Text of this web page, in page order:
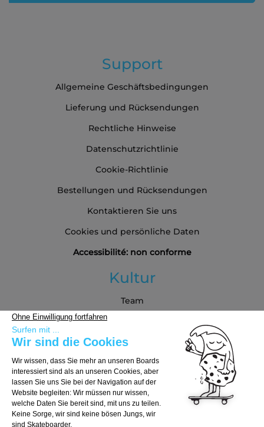
Newsletter
Support
Allgemeine Geschäftsbedingungen
Lieferung und Rücksendungen
Rechtliche Hinweise
Datenschutzrichtlinie
Cookie-Richtlinie
Bestellungen und Rücksendungen
Kontaktieren Sie uns
Cookies und persönliche Daten
Accessibilité: non conforme
Kultur
Team
Partners
Kaufberatung
Board auswählen